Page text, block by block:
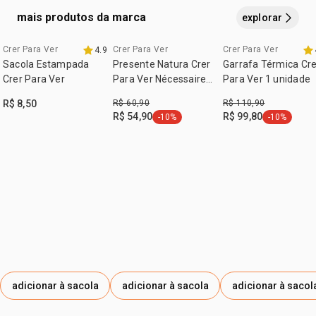
22 centímetros de comprimento
25 centímetros de altura
mais produtos da marca explorar
Crer Para Ver 4.9
Sacola Estampada
Crer Para Ver
R$ 8,50
adicionar à sacola
Crer Para Ver
Presente Natura Crer
Para Ver Nécessaire
R$ 60,90
R$ 54,90 etiqueta -10%
-10%
adicionar à sacola
Crer Para Ver
Garrafa Térmica
Para Ver 1 unidade
R$ 110,90
R$ 99,80 etiqueta -
-10%
adicionar à